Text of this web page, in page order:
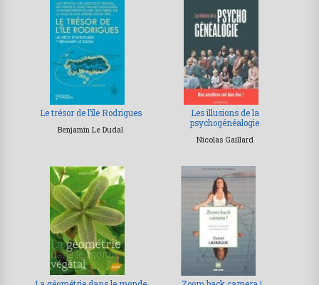
Le trésor de l’île Rodrigues
Benjamin Le Dudal
Les illusions de la
psychogénéalogie
Nicolas Gaillard